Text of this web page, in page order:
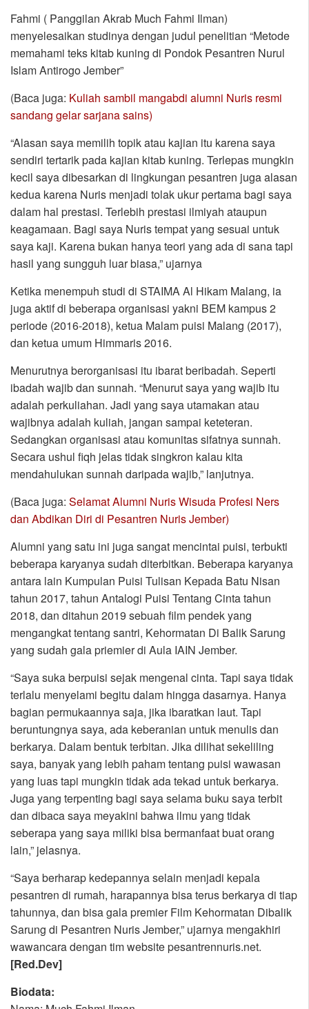
Fahmi ( Panggilan Akrab Much Fahmi Ilman)
menyelesaikan studinya dengan judul penelitian “Metode
memahami teks kitab kuning di Pondok Pesantren Nurul
Islam Antirogo Jember”
(Baca juga: Kuliah sambil mangabdi alumni Nuris resmi
sandang gelar sarjana sains)
“Alasan saya memilih topik atau kajian itu karena saya
sendiri tertarik pada kajian kitab kuning. Terlepas mungkin
kecil saya dibesarkan di lingkungan pesantren juga alasan
kedua karena Nuris menjadi tolak ukur pertama bagi saya
dalam hal prestasi. Terlebih prestasi ilmiyah ataupun
keagamaan. Bagi saya Nuris tempat yang sesuai untuk
saya kaji. Karena bukan hanya teori yang ada di sana tapi
hasil yang sungguh luar biasa,” ujarnya
Ketika menempuh studi di STAIMA Al Hikam Malang, ia
juga aktif di beberapa organisasi yakni BEM kampus 2
periode (2016-2018), ketua Malam puisi Malang (2017),
dan ketua umum Himmaris 2016.
Menurutnya berorganisasi itu ibarat beribadah. Seperti
ibadah wajib dan sunnah. “Menurut saya yang wajib itu
adalah perkuliahan. Jadi yang saya utamakan atau
wajibnya adalah kuliah, jangan sampai keteteran.
Sedangkan organisasi atau komunitas sifatnya sunnah.
Secara ushul fiqh jelas tidak singkron kalau kita
mendahulukan sunnah daripada wajib,” lanjutnya.
(Baca juga: Selamat Alumni Nuris Wisuda Profesi Ners
dan Abdikan Diri di Pesantren Nuris Jember)
Alumni yang satu ini juga sangat mencintai puisi, terbukti
beberapa karyanya sudah diterbitkan. Beberapa karyanya
antara lain Kumpulan Puisi Tulisan Kepada Batu Nisan
tahun 2017, tahun Antalogi Puisi Tentang Cinta tahun
2018, dan ditahun 2019 sebuah film pendek yang
mengangkat tentang santri, Kehormatan Di Balik Sarung
yang sudah gala priemier di Aula IAIN Jember.
“Saya suka berpuisi sejak mengenal cinta. Tapi saya tidak
terlalu menyelami begitu dalam hingga dasarnya. Hanya
bagian permukaannya saja, jika ibaratkan laut. Tapi
beruntungnya saya, ada keberanian untuk menulis dan
berkarya. Dalam bentuk terbitan. Jika dilihat sekeliling
saya, banyak yang lebih paham tentang puisi wawasan
yang luas tapi mungkin tidak ada tekad untuk berkarya.
Juga yang terpenting bagi saya selama buku saya terbit
dan dibaca saya meyakini bahwa ilmu yang tidak
seberapa yang saya miliki bisa bermanfaat buat orang
lain,” jelasnya.
“Saya berharap kedepannya selain menjadi kepala
pesantren di rumah, harapannya bisa terus berkarya di tiap
tahunnya, dan bisa gala premier Film Kehormatan Dibalik
Sarung di Pesantren Nuris Jember,” ujarnya mengakhiri
wawancara dengan tim website pesantrennuris.net.
[Red.Dev]
Biodata: